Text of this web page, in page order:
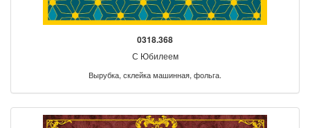
0318.368
С Юбилеем
Вырубка, склейка машинная, фольга.